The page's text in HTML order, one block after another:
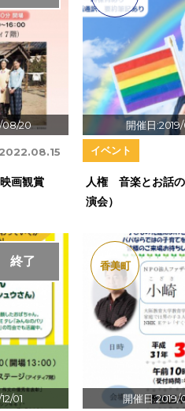
08/20
2022.08.15
画観賞
開催日
イベント
人権 音楽とお話
演会）
01
終了
開催日:2019/
香美町